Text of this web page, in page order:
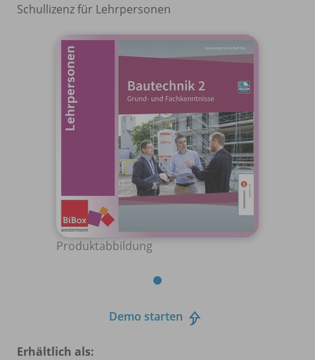
Schullizenz für Lehrpersonen
Produktabbildung
Demo starten
Erhältlich als: